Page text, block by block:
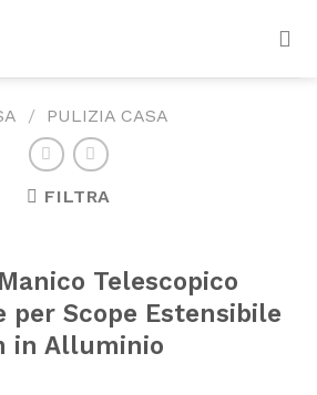
/ PULIZIA CASA
FILTRA
Telescopico
per Scope Estensibile
in Alluminio